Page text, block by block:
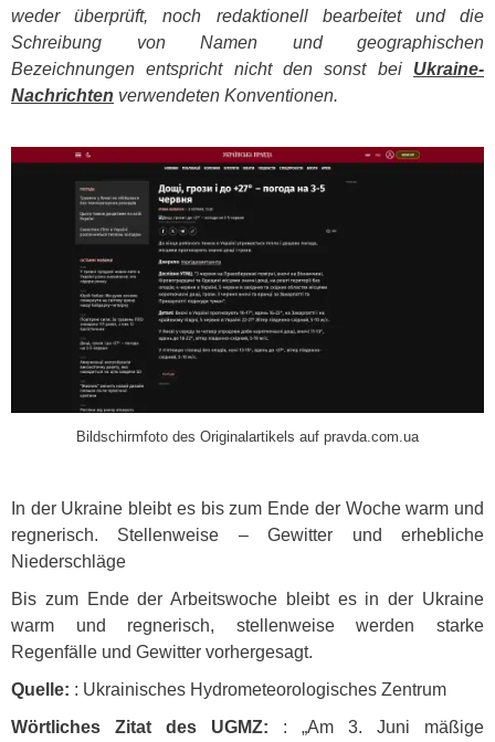
weder überprüft, noch redaktionell bearbeitet und die
Schreibung von Namen und geographischen
Bezeichnungen entspricht nicht den sonst bei Ukraine-
Nachrichten verwendeten Konventionen.
Bildschirmfoto des Originalartikels auf pravda.com.ua
In der Ukraine bleibt es bis zum Ende der Woche warm und
regnerisch. Stellenweise – Gewitter und erhebliche
Niederschläge
Bis zum Ende der Arbeitswoche bleibt es in der Ukraine
warm und regnerisch, stellenweise werden starke
Regenfälle und Gewitter vorhergesagt.
Quelle: : Ukrainisches Hydrometeorologisches Zentrum
Wörtliches Zitat des UGMZ: : „Am 3. Juni mäßige